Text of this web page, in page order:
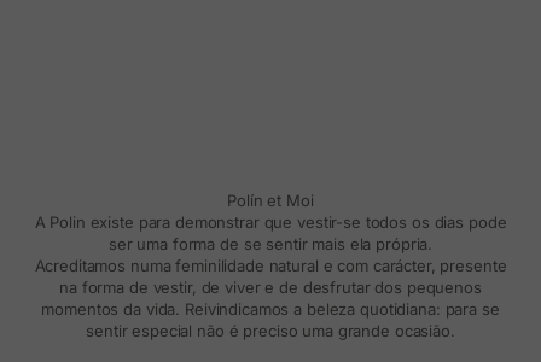
Polín et Moi
A Polin existe para demonstrar que vestir-se todos os dias pode
ser uma forma de se sentir mais ela própria.
Acreditamos numa feminilidade natural e com carácter, presente
na forma de vestir, de viver e de desfrutar dos pequenos
momentos da vida. Reivindicamos a beleza quotidiana: para se
sentir especial não é preciso uma grande ocasião.